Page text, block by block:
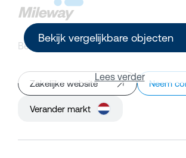
Bekijk vergelijkbare objecten
Lees verder
Bedrijfsruimte zoeken
Zakelijke website Neem
Verander markt